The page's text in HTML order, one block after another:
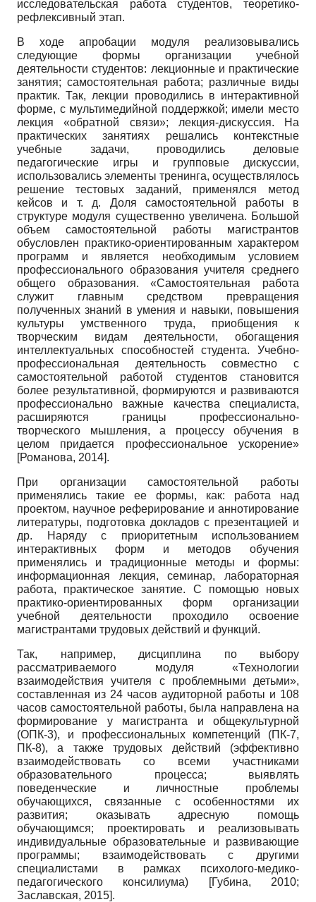
исследовательская работа студентов, теоретико-
рефлексивный этап.
В ходе апробации модуля реализовывались
следующие формы организации учебной
деятельности студентов: лекционные и практические
занятия; самостоятельная работа; различные виды
практик. Так, лекции проводились в интерактивной
форме, с мультимедийной поддержкой; имели место
лекция «обратной связи»; лекция-дискуссия. На
практических занятиях решались контекстные
учебные задачи, проводились деловые
педагогические игры и групповые дискуссии,
использовались элементы тренинга, осуществлялось
решение тестовых заданий, применялся метод
кейсов и т. д. Доля самостоятельной работы в
структуре модуля существенно увеличена. Большой
объем самостоятельной работы магистрантов
обусловлен практико-ориентированным характером
программ и является необходимым условием
профессионального образования учителя среднего
общего образования. «Самостоятельная работа
служит главным средством превращения
полученных знаний в умения и навыки, повышения
культуры умственного труда, приобщения к
творческим видам деятельности, обогащения
интеллектуальных способностей студента. Учебно­
профессиональная деятельность совместно с
самостоятельной работой студентов становится
более результативной, формируются и развиваются
профессионально важные качества специалиста,
расширяются границы профессионально-
творческого мышления, а процессу обучения в
целом придается профессиональное ускорение»
[Романова, 2014].
При организации самостоятельной работы
применялись такие ее формы, как: работа над
проектом, научное реферирование и аннотирование
литературы, подготовка докладов с презентацией и
др. Наряду с приоритетным использованием
интерактивных форм и методов обучения
применялись и традиционные методы и формы:
информационная лекция, семинар, лабораторная
работа, практическое занятие. С помощью новых
практико-ориентированных форм организации
учебной деятельности проходило освоение
магистрантами трудовых действий и функций.
Так, например, дисциплина по выбору
рассматриваемого модуля «Технологии
взаимодействия учителя с проблемными детьми»,
составленная из 24 часов аудиторной работы и 108
часов самостоятельной работы, была направлена на
формирование у магистранта и общекультурной
(ОПК-3), и профессиональных компетенций (ПК-7,
ПК-8), а также трудовых действий (эффективно
взаимодействовать со всеми участниками
образовательного процесса; выявлять
поведенческие и личностные проблемы
обучающихся, связанные с особенностями их
развития; оказывать адресную помощь
обучающимся; проектировать и реализовывать
индивидуальные образовательные и развивающие
программы; взаимодействовать с другими
специалистами в рамках психолого-медико-
педагогического консилиума)
[Губина, 2010;
Заславская, 2015].